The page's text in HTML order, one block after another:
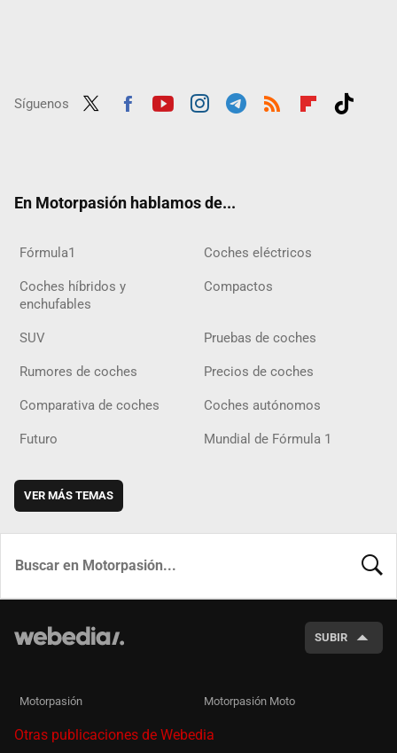
Síguenos
En Motorpasión hablamos de...
Fórmula1 Coches eléctricos
Coches híbridos y
enchufables
Compactos
SUV Pruebas de coches
Rumores de coches Precios de coches
Comparativa de coches Coches autónomos
Futuro Mundial de Fórmula 1
VER MÁS TEMAS
SUBIR
Motorpasión Motorpasión Moto
Otras publicaciones de Webedia